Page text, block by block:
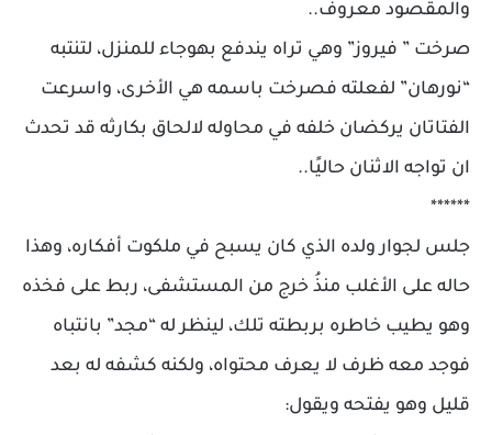
والمقصود معروف..
صرخت ” فيروز” وهي تراه يندفع بهوجاء للمنزل، لتنتبه
“نورهان” لفعلته فصرخت باسمه هي الأخرى، واسرعت
الفتاتان يركضان خلفه في محاوله لالحاق بكارثه قد تحدث
ان تواجه الاثنان حاليًا..
******
جلس لجوار ولده الذي كان يسبح في ملكوت أفكاره، وهذا
حاله على الأغلب منذُ خرج من المستشفى، ربط على فخذه
وهو يطيب خاطره بربطته تلك، لينظر له “مجد” بانتباه
فوجد معه ظرف لا يعرف محتواه، ولكنه كشفه له بعد
قليل وهو يفتحه ويقول: